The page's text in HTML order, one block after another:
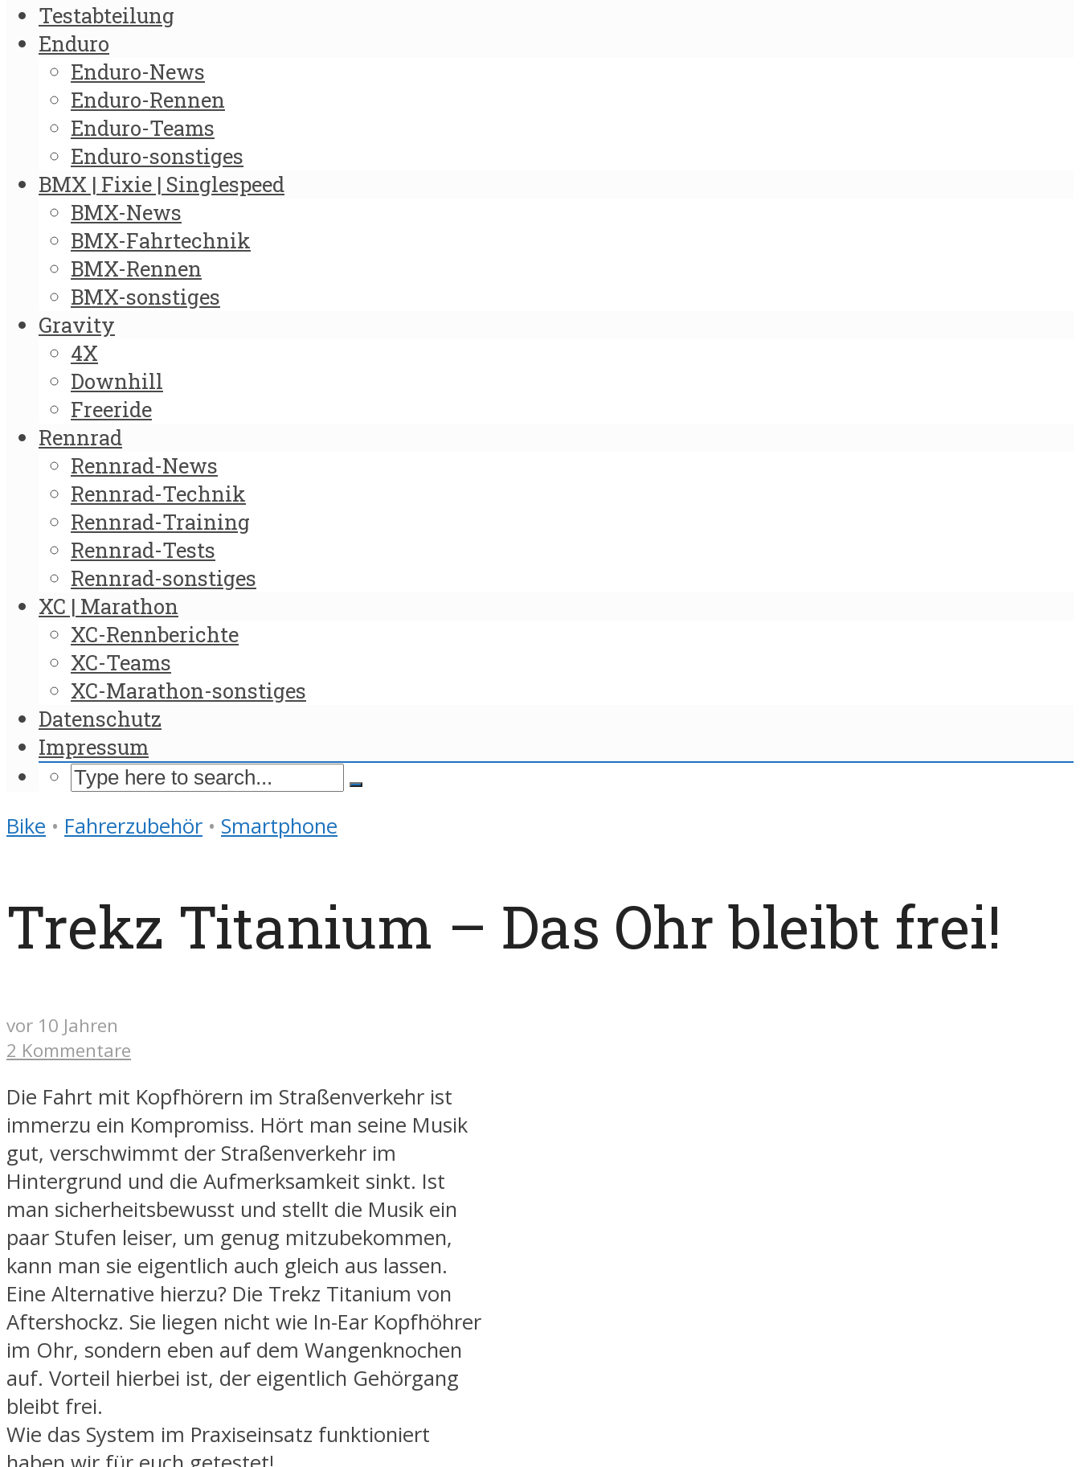
Testabteilung
Enduro
Enduro-News
Enduro-Rennen
Enduro-Teams
Enduro-sonstiges
BMX | Fixie | Singlespeed
BMX-News
BMX-Fahrtechnik
BMX-Rennen
BMX-sonstiges
Gravity
4X
Downhill
Freeride
Rennrad
Rennrad-News
Rennrad-Technik
Rennrad-Training
Rennrad-Tests
Rennrad-sonstiges
XC | Marathon
XC-Rennberichte
XC-Teams
XC-Marathon-sonstiges
Datenschutz
Impressum
Bike • Fahrerzubehör • Smartphone
Trekz Titanium – Das Ohr bleibt frei!
vor 10 Jahren
2 Kommentare
Die Fahrt mit Kopfhörern im Straßenverkehr ist
immerzu ein Kompromiss. Hört man seine Musik
gut, verschwimmt der Straßenverkehr im
Hintergrund und die Aufmerksamkeit sinkt. Ist
man sicherheitsbewusst und stellt die Musik ein
paar Stufen leiser, um genug mitzubekommen,
kann man sie eigentlich auch gleich aus lassen.
Eine Alternative hierzu? Die Trekz Titanium von
Aftershockz. Sie liegen nicht wie In-Ear Kopfhöhrer
im Ohr, sondern eben auf dem Wangenknochen
auf. Vorteil hierbei ist, der eigentlich Gehörgang
bleibt frei.
Wie das System im Praxiseinsatz funktioniert